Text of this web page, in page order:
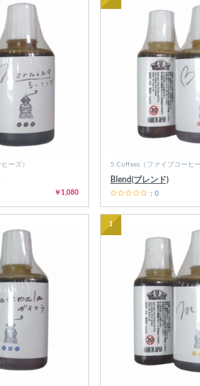
コラム
POD
ーズ）
￥1,080
5 Coffees（ファイブコーヒー
Blend(ブレンド)
：0
1